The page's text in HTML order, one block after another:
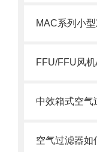
FFU/FFU风
空气过滤器如